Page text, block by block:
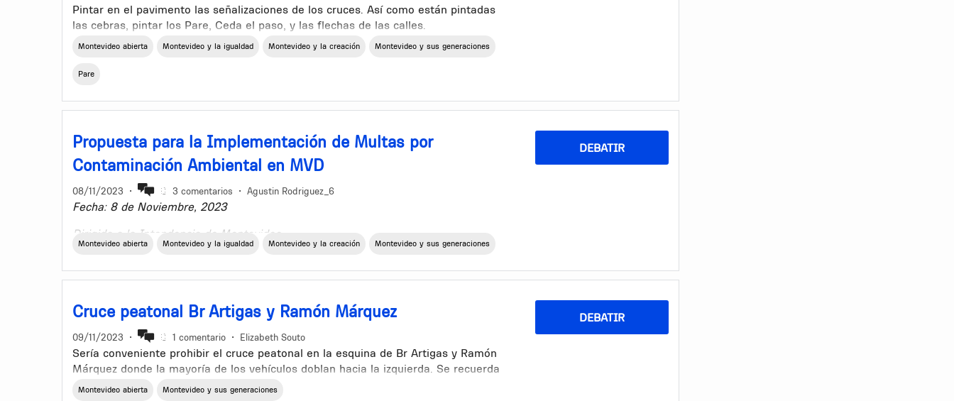
Pintar en el pavimento las señalizaciones de los cruces. Así como están pintadas
las cebras, pintar los Pare, Ceda el paso, y las flechas de las calles.
A veces los carteles no se ven bien. Sobre todo cuando el Pare es para el que cruza
Montevideo abierta Montevideo y la igualdad Montevideo y la creación Montevideo y sus generaciones
Pare
Propuesta para la Implementación de Multas por
Contaminación Ambiental en MVD
08/11/2023 • 3 comentarios • Agustin Rodriguez_6
Fecha: 8 de Noviembre, 2023
Dirigida a la Intendencia de Montevideo
entre los ciudadanos y las autoridades locales. La contaminación ambiental, en
forma de basura arrojada en la vía pública y otras formas de deterioro del medio
ambiente, tiene un impacto significativo en la calidad de vida de los habitantes de
Montevideo. Con el fin de fomentar un entorno más limpio y saludable, proponemos
la implementación de multas por contaminación ambiental, siguiendo un modelo
adecuarlas a la gravedad de la infracción.
Montevideo abierta Montevideo y la igualdad Montevideo y la creación Montevideo y sus generaciones
DEBATIR
Cruce peatonal Br Artigas y Ramón Márquez
09/11/2023 • 1 comentario • Elizabeth Souto
Sería conveniente prohibir el cruce peatonal en la esquina de Br Artigas y Ramón
Márquez donde la mayoría de los vehículos doblan hacia la izquierda. Se recuerda
que la calle Ramón Márquez desde la Av San Martín hasta Br Artigas es la
Montevideo abierta Montevideo y sus generaciones
DEBATIR